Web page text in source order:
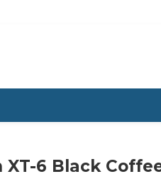
XT-6 Black